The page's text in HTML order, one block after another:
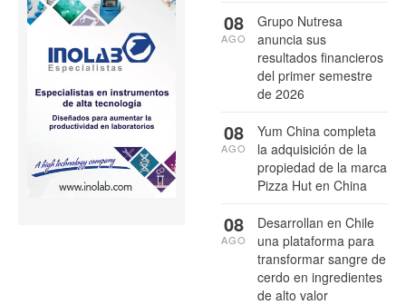
Grupo Nutresa
anuncia sus
resultados financieros
del primer semestre
de 2026
08
AGO
Yum China completa
la adquisición de la
propiedad de la marca
Pizza Hut en China
08
AGO
Desarrollan en Chile
una plataforma para
transformar sangre de
cerdo en ingredientes
de alto valor
08
AGO